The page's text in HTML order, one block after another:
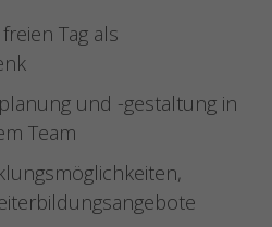
Tag als
und -gestaltung in
Team